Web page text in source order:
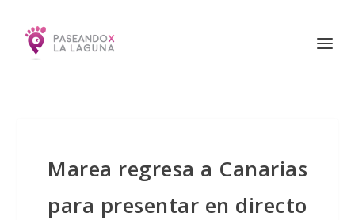
Marea regresa a Canarias
para presentar en directo